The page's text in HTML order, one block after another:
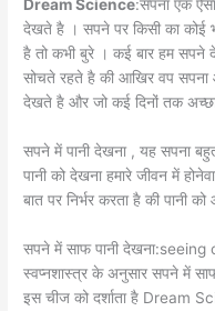
Dream Science:सपना एक
देखते है । सपने पर किसी का कोई
है तो कभी बुरे । कई बार हम
सोचते रहते है की आखिर वप
देखते है और जो कई दिनों तक
सपने में पानी देखना , यह सपना
पानी को देखना हमारे जीवन में
बात पर निर्भर करता है की
सपने में साफ पानी
स्वप्नशास्त्र के अनुसार सपने में
इस चीज को दर्शाता है Dream